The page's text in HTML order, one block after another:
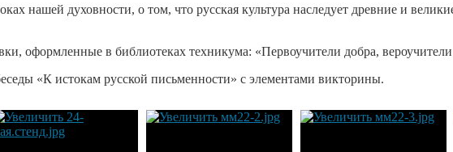
нашей духовности, о том, что русская культура наследует древние и
оформленные в библиотеках техникума: «Первоучители добра,
«К истокам русской письменности» с элементами викторины.